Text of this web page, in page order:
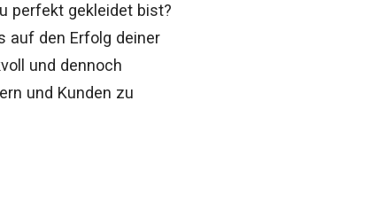
perfekt gekleidet bist?
auf den Erfolg deiner
und dennoch
und Kunden zu